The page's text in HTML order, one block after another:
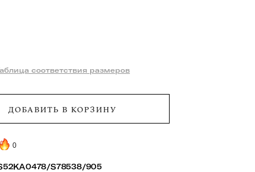
соответствия размеров
ДОБАВИТЬ В КОРЗИНУ
0
S78538/905